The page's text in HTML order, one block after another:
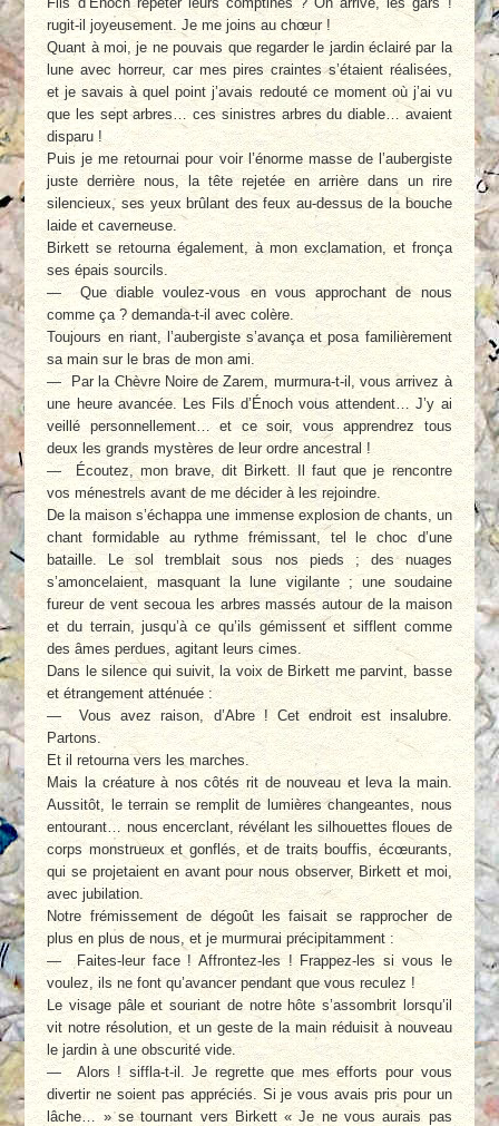
rugit-il joyeusement. Je me joins au chœur !
Quant à moi, je ne pouvais que regarder le jardin éclairé par la
lune avec horreur, car mes pires craintes s’étaient réalisées,
et je savais à quel point j’avais redouté ce moment où j’ai vu
que les sept arbres… ces sinistres arbres du diable… avaient
disparu !
Puis je me retournai pour voir l’énorme masse de l’aubergiste
juste derrière nous, la tête rejetée en arrière dans un rire
silencieux, ses yeux brûlant des feux au-dessus de la bouche
laide et caverneuse.
Birkett se retourna également, à mon exclamation, et fronça
ses épais sourcils.
— Que diable voulez-vous en vous approchant de nous
comme ça ? demanda-t-il avec colère.
Toujours en riant, l’aubergiste s’avança et posa familièrement
sa main sur le bras de mon ami.
— Par la Chèvre Noire de Zarem, murmura-t-il, vous arrivez à
une heure avancée. Les Fils d’Énoch vous attendent… J’y ai
veillé personnellement… et ce soir, vous apprendrez tous
deux les grands mystères de leur ordre ancestral !
— Écoutez, mon brave, dit Birkett. Il faut que je rencontre
vos ménestrels avant de me décider à les rejoindre.
De la maison s’échappa une immense explosion de chants, un
chant formidable au rythme frémissant, tel le choc d’une
bataille. Le sol tremblait sous nos pieds ; des nuages
s’amoncelaient, masquant la lune vigilante ; une soudaine
fureur de vent secoua les arbres massés autour de la maison
et du terrain, jusqu’à ce qu’ils gémissent et sifflent comme
des âmes perdues, agitant leurs cimes.
Dans le silence qui suivit, la voix de Birkett me parvint, basse
et étrangement atténuée :
— Vous avez raison, d’Abre ! Cet endroit est insalubre.
Partons.
Et il retourna vers les marches.
Mais la créature à nos côtés rit de nouveau et leva la main.
Aussitôt, le terrain se remplit de lumières changeantes, nous
entourant… nous encerclant, révélant les silhouettes floues de
corps monstrueux et gonflés, et de traits bouffis, écœurants,
qui se projetaient en avant pour nous observer, Birkett et moi,
avec jubilation.
Notre frémissement de dégoût les faisait se rapprocher de
plus en plus de nous, et je murmurai précipitamment :
— Faites-leur face ! Affrontez-les ! Frappez-les si vous le
voulez, ils ne font qu’avancer pendant que vous reculez !
Le visage pâle et souriant de notre hôte s’assombrit lorsqu’il
vit notre résolution, et un geste de la main réduisit à nouveau
le jardin à une obscurité vide.
— Alors ! siffla-t-il. Je regrette que mes efforts pour vous
divertir ne soient pas appréciés. Si je vous avais pris pour un
lâche… » se tournant vers Birkett « Je ne vous aurais pas